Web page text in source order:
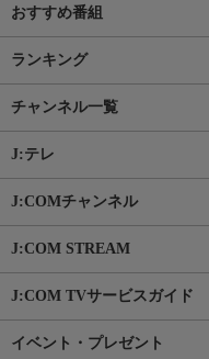
おすすめ番組
ランキング
チャンネル一覧
J:テレ
J:COMチャンネル
J:COM STREAM
J:COM TVサービスガイド
イベント・プレゼント